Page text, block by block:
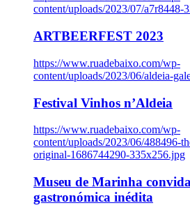
content/uploads/2023/07/a7r8448-
ARTBEERFEST 2023
https://www.ruadebaixo.com/wp-
content/uploads/2023/06/aldeia-
Festival Vinhos n’Aldeia
https://www.ruadebaixo.com/wp-
content/uploads/2023/06/488496-
original-1686744290-335x256.jpg
Museu de Marinha
gastronómica inédita